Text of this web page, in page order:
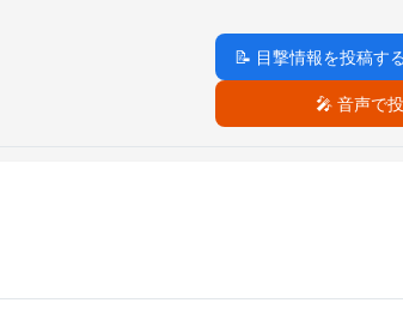
📝 目撃情報を投稿する
🎤 音声で